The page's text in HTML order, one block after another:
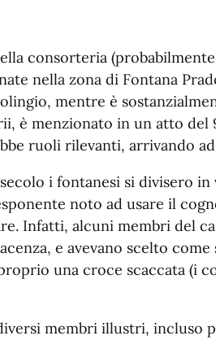
consorteria
nella zona di Fontana
mentre è
è menzionato in un atto del
ruoli rilevanti, arrivando
i fontanesi si divisero
noto ad usare il
Infatti, alcuni membri del
e avevano scelto
una croce scaccata (i
membri illustri, incluso